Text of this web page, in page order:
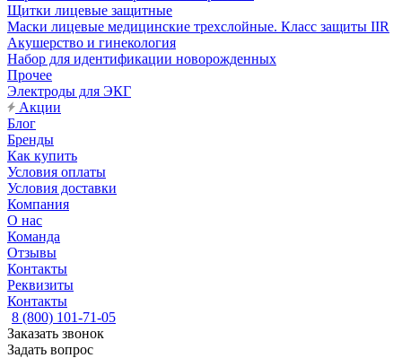
Щитки лицевые защитные
Маски лицевые медицинские трехслойные. Класс защиты IIR
Акушерство и гинекология
Набор для идентификации новорожденных
Прочее
Электроды для ЭКГ
Акции
Блог
Бренды
Как купить
Условия оплаты
Условия доставки
Компания
О нас
Команда
Отзывы
Контакты
Реквизиты
Контакты
8 (800) 101-71-05
Заказать звонок
Задать вопрос